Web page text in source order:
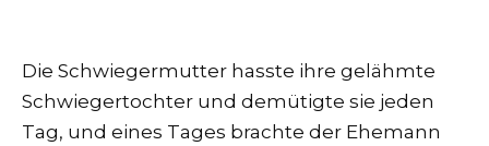
Die Schwiegermutter hasste ihre gelähmte
Schwiegertochter und demütigte sie jeden
Tag, und eines Tages brachte der Ehemann